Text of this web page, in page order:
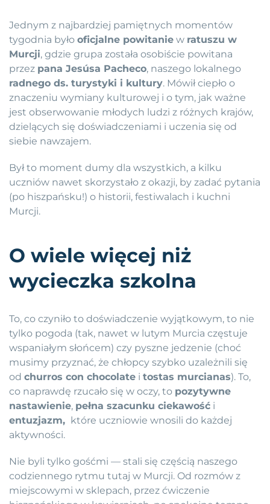
Jednym z najbardziej pamiętnych momentów
tygodnia było oficjalne powitanie w ratuszu w
Murcji, gdzie grupa została osobiście powitana
przez pana Jesúsa Pacheco, naszego lokalnego
radnego ds. turystyki i kultury. Mówił ciepło o
znaczeniu wymiany kulturowej i o tym, jak ważne
jest obserwowanie młodych ludzi z różnych krajów,
dzielących się doświadczeniami i uczenia się od
siebie nawzajem.
Był to moment dumy dla wszystkich, a kilku
uczniów nawet skorzystało z okazji, by zadać pytania
(po hiszpańsku!) o historii, festiwalach i kuchni
Murcji.
O wiele więcej niż
wycieczka szkolna
To, co czyniło to doświadczenie wyjątkowym, to nie
tylko pogoda (tak, nawet w lutym Murcia częstuje
wspaniałym słońcem) czy pyszne jedzenie (choć
musimy przyznać, że chłopcy szybko uzależnili się
od churros con chocolate i tostas murcianas). To,
co naprawdę rzucało się w oczy, to pozytywne
nastawienie, pełna szacunku ciekawość i
entuzjazm, które uczniowie wnosili do każdej
aktywności.
Nie byli tylko gośćmi — stali się częścią naszego
codziennego rytmu tutaj w Murcji. Od rozmów z
miejscowymi w sklepach, przez ćwiczenie